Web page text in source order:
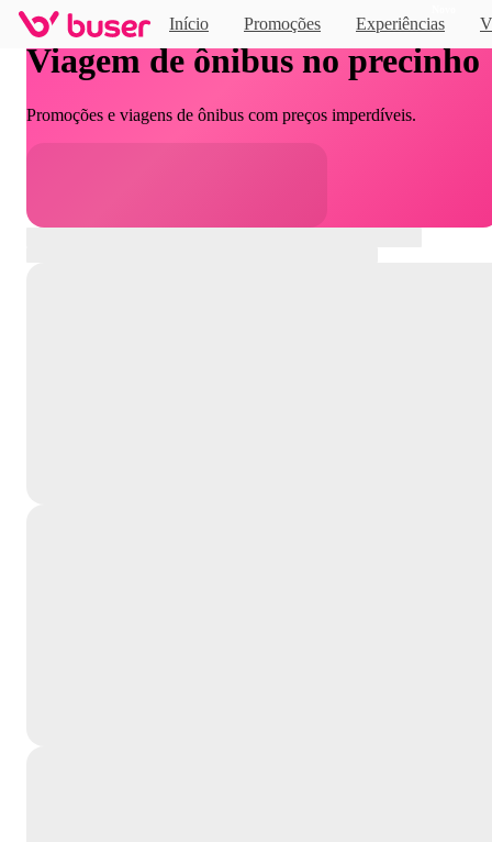
Início Promoções Experiências
Viagem de ônibus no precinho
Promoções e viagens de ônibus com preços imperdíveis.